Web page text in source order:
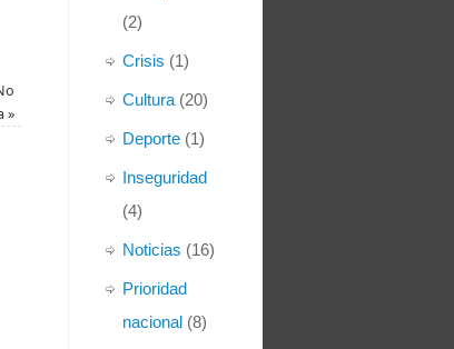
»
(2)
Crisis (1)
Cultura (20)
Deporte (1)
Inseguridad
(4)
Noticias (16)
Prioridad
nacional (8)